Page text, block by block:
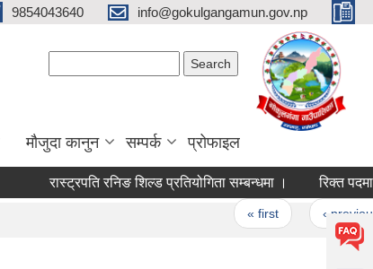
9854043640 info@gokulgangamun.gov.np
मौजुदा कानुन सम्पर्क प्रोफाइल
रास्ट्रपति रनिङ शिल्ड प्रतियोगिता सम्बन्धमा । रिक्त पदमा
« first ‹ previous